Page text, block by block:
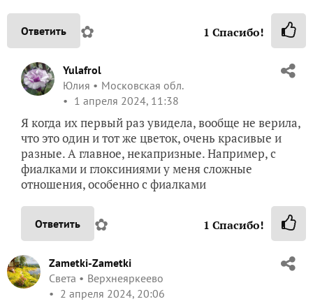
Ответить ✿ 1 Спасибо!
Yulafrol
Юлия
Московская обл.
1 апреля 2024, 11:38
Я когда их первый раз увидела, вообще не верила,
что это один и тот же цветок, очень красивые и
разные. А главное, некапризные. Например, с
фиалками и глоксиниями у меня сложные
отношения, особенно с фиалками
Ответить ✿ 1 Спасибо!
Zametki-Zametki
Света
Верхнеяркеево
2 апреля 2024, 20:06